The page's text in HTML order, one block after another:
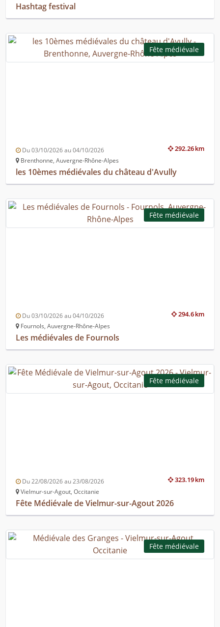
Hashtag festival
Fête médiévale
292.26 km
Du 03/10/2026 au 04/10/2026
Brenthonne, Auvergne-Rhône-Alpes
les 10èmes médiévales du château d'Avully
Fête médiévale
294.6 km
Du 03/10/2026 au 04/10/2026
Fournols, Auvergne-Rhône-Alpes
Les médiévales de Fournols
Fête médiévale
323.19 km
Du 22/08/2026 au 23/08/2026
Vielmur-sur-Agout, Occitanie
Fête Médiévale de Vielmur-sur-Agout 2026
Fête médiévale